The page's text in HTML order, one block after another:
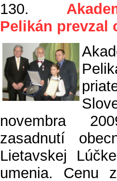
130.
Pelikán prevzal
novembra
zasadnutí
Lietavskej
umenia. Cenu